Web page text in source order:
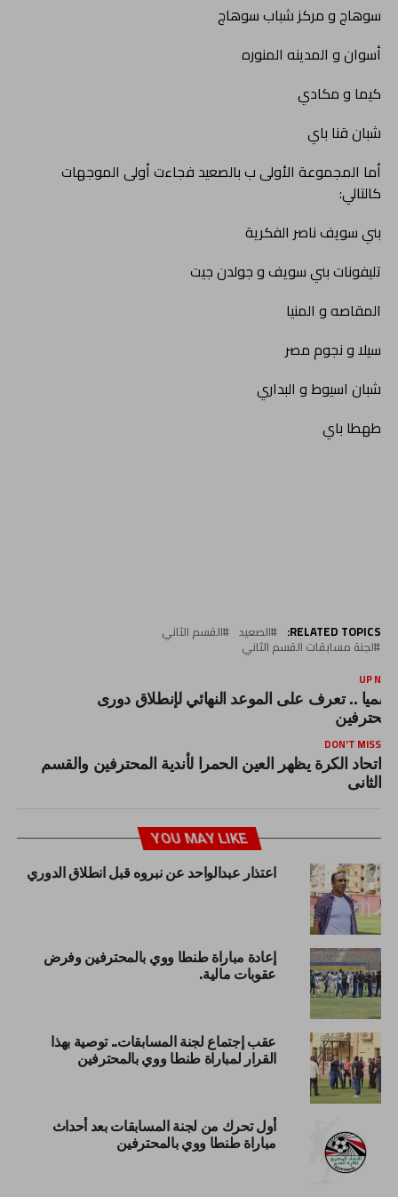
سوهاج و مركز شباب سوهاج
أسوان و المدينه المنوره
كيما و مكادي
شبان قنا باي
أما المجموعة الأولى ب بالصعيد فجاءت أولى الموجهات
كالتالي:
بني سويف ناصر الفكرية
تليفونات بني سويف و جولدن جيت
المقاصه و المنيا
سيلا و نجوم مصر
شبان اسيوط و البداري
طهطا باي
RELATED TOPICS: الصعيد القسم الثاني
لجنة مسابقات القسم الثاني
UP
.. تعرف على الموعد النهائي لإنطلاق دورى
DON'T MISS
اتحاد الكرة يظهر العين الحمرا لأندية المحترفين والقسم
الثانى
YOU MAY LIKE
اعتذار عبدالواحد عن نبروه قبل انطلاق الدوري
إعادة مباراة طنطا ووي بالمحترفين وفرض
عقوبات مالية.
عقب إجتماع لجنة المسابقات.. توصية بهذا
القرار لمباراة طنطا ووي بالمحترفين
أول تحرك من لجنة المسابقات بعد أحداث
مباراة طنطا ووي بالمحترفين